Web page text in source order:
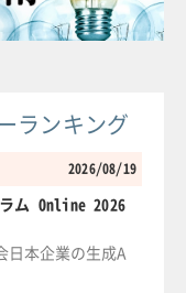
ランキング
2026/08/19
ム Online 2026
日本企業の生成A